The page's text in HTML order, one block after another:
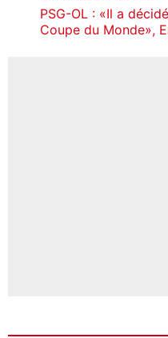
PSG-OL : «Il a
Coupe du Monde»,